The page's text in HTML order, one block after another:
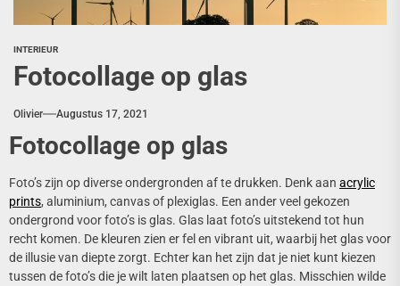
INTERIEUR
Fotocollage op glas
Olivier Augustus 17, 2021
Fotocollage op glas
Foto’s zijn op diverse ondergronden af te drukken. Denk aan acrylic
prints, aluminium, canvas of plexiglas. Een ander veel gekozen
ondergrond voor foto’s is glas. Glas laat foto’s uitstekend tot hun
recht komen. De kleuren zien er fel en vibrant uit, waarbij het glas voor
de illusie van diepte zorgt. Echter kan het zijn dat je niet kunt kiezen
tussen de foto’s die je wilt laten plaatsen op het glas. Misschien wilde